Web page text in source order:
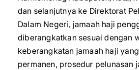
dan selanjutnya ke Direktorat
Dalam Negeri, jamaah haji
diberangkatkan sesuai dengan
keberangkatan jamaah haji
permanen, prosedur pelunasan